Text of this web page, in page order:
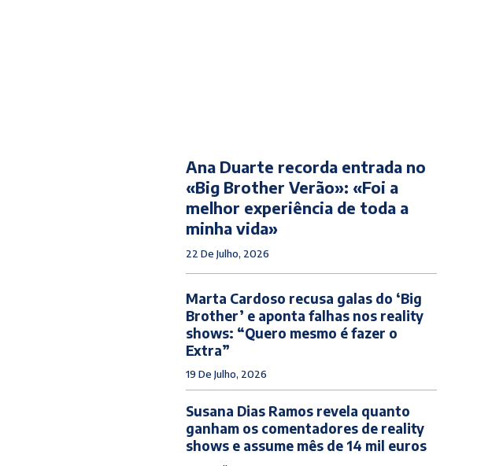
Ana Duarte recorda entrada no
«Big Brother Verão»: «Foi a
melhor experiência de toda a
minha vida»
22 De Julho, 2026
Marta Cardoso recusa galas do ‘Big
Brother’ e aponta falhas nos reality
shows: “Quero mesmo é fazer o
Extra”
19 De Julho, 2026
Susana Dias Ramos revela quanto
ganham os comentadores de reality
shows e assume mês de 14 mil euros